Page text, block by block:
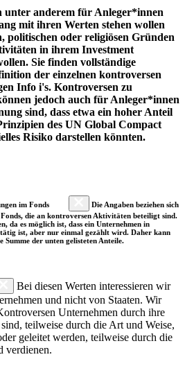
unter anderem für Anleger*innen
mit ihren Werten stehen wollen
politischen oder religiösen Gründen
in ihrem Investment
Sie finden vollständige
der einzelnen kontroversen
Info i's. Kontroversen zu
jedoch auch für Anleger*innen
sind, dass etwa ein hoher Anteil
des UN Global Compact
Risiko darstellen könnten.
im Fonds
Die Angaben beziehen sich
die an kontroversen Aktivitäten beteiligt sind.
da es möglich ist, dass ein Unternehmen in
ist, aber nur einmal gezählt wird. Daher kann
Summe der unten gelisteten Anteile.
Bei diesen Werten interessieren wir
und nicht von Staaten. Wir
Unternehmen durch ihre
teilweise durch die Art und Weise,
geleitet werden, teilweise durch die
verdienen.